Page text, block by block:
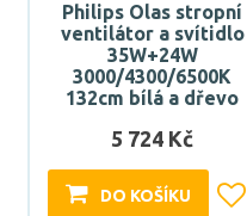
Philips Olas stropní
ventilátor a svítidlo
35W+24W
3000/4300/6500K
132cm bílá a dřevo
5 724 Kč
DO KOŠÍKU